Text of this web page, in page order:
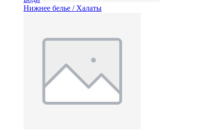
Нижнее белье / Халаты